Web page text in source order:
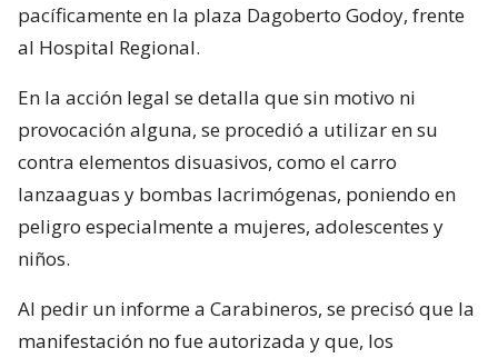
pacíficamente en la plaza Dagoberto Godoy, frente
al Hospital Regional.
En la acción legal se detalla que sin motivo ni
provocación alguna, se procedió a utilizar en su
contra elementos disuasivos, como el carro
lanzaaguas y bombas lacrimógenas, poniendo en
peligro especialmente a mujeres, adolescentes y
niños.
Al pedir un informe a Carabineros, se precisó que la
manifestación no fue autorizada y que, los